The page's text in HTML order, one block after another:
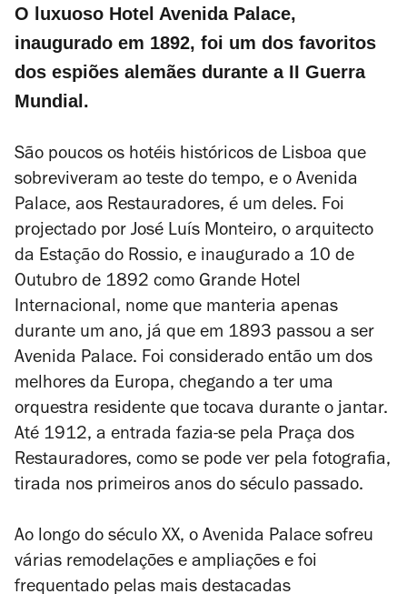
O luxuoso Hotel Avenida Palace,
inaugurado em 1892, foi um dos favoritos
dos espiões alemães durante a II Guerra
Mundial.
São poucos os hotéis históricos de Lisboa que
sobreviveram ao teste do tempo, e o Avenida
Palace, aos Restauradores, é um deles. Foi
projectado por José Luís Monteiro, o arquitecto
da Estação do Rossio, e inaugurado a 10 de
Outubro de 1892 como Grande Hotel
Internacional, nome que manteria apenas
durante um ano, já que em 1893 passou a ser
Avenida Palace. Foi considerado então um dos
melhores da Europa, chegando a ter uma
orquestra residente que tocava durante o jantar.
Até 1912, a entrada fazia-se pela Praça dos
Restauradores, como se pode ver pela fotografia,
tirada nos primeiros anos do século passado.
Ao longo do século XX, o Avenida Palace sofreu
várias remodelações e ampliações e foi
frequentado pelas mais destacadas